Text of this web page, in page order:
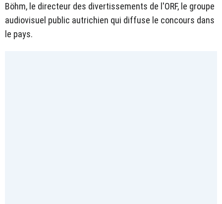
Böhm, le directeur des divertissements de l'ORF, le groupe
audiovisuel public autrichien qui diffuse le concours dans
le pays.